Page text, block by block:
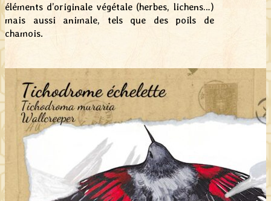
éléments d’originale végétale (herbes, lichens…)
mais aussi animale, tels que des poils de
chamois.